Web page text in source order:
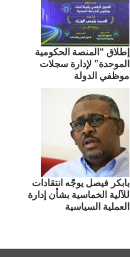
إطلاق “المنصة الحكومية
الموحدة” لإدارة سجلات
موظفي الدولة
بابكر فيصل يوجّه انتقادات
للآلية الخماسية بشأن إدارة
العملية السياسية